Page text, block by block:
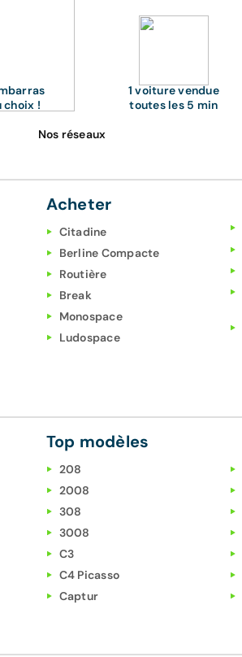
choix !
1 voiture vendue
toutes les 5 min
Nos réseaux
Acheter
Citadine
Berline Compacte
Routière
Break
Monospace
Ludospace
Top modèles
208
2008
308
3008
C3
C4 Picasso
Captur